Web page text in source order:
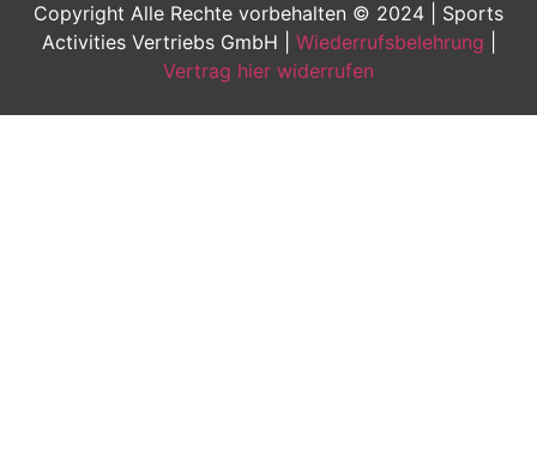
Copyright Alle Rechte vorbehalten © 2024 | Sports
Activities Vertriebs GmbH | Wiederrufsbelehrung
Vertrag hier widerrufen